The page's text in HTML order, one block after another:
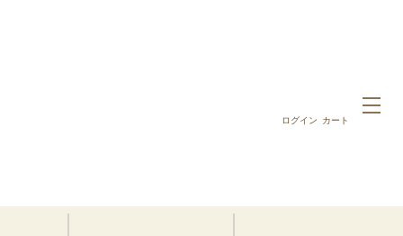
ログイン カート
引出物・ブライダルギフト｜1人用色紙タイプ(Red)